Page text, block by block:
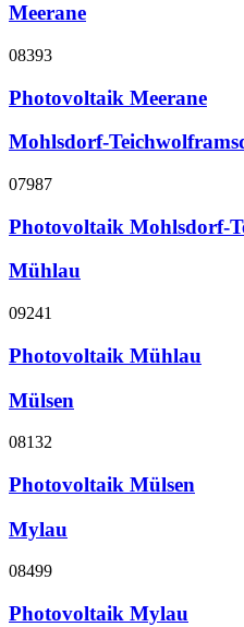
Meerane
08393
Photovoltaik Meerane
Mohlsdorf-
07987
Photovoltaik Mohlsdorf-
Mühlau
09241
Photovoltaik Mühlau
Mülsen
08132
Photovoltaik Mülsen
Mylau
08499
Photovoltaik Mylau